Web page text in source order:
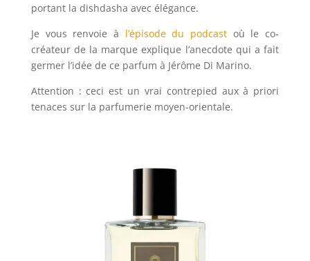
portant la dishdasha avec élégance.
Je vous renvoie à l’épisode du podcast où le co-
créateur de la marque explique l’anecdote qui a fait
germer l’idée de ce parfum à Jérôme Di Marino.
Attention : ceci est un vrai contrepied aux à priori
tenaces sur la parfumerie moyen-orientale.